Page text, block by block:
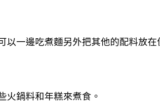
一邊吃煮麵另外把其他的配料放在
火鍋料和年糕來煮食。